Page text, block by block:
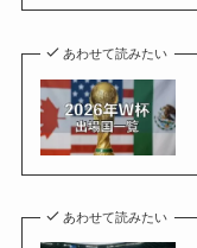
あわせて読みたい
あわせて読みたい